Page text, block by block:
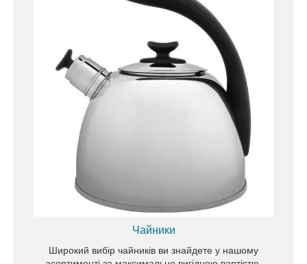
Чайники
Широкий вибір чайників ви знайдете у нашому
Бажаєте продовжити життя хлібної продукції?
Вибирайте якісні хлібниці з нашого каталогу,
виконані з нержавіючої сталі та бамбукового
волокна у різноманітних дизайнах та
кольорових варіаціях.